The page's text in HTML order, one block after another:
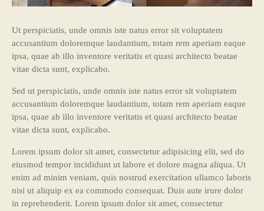
Ut perspiciatis, unde omnis iste natus error sit voluptatem
accusantium doloremque laudantium, totam rem aperiam eaque
ipsa, quae ab illo inventore veritatis et quasi architecto beatae
vitae dicta sunt, explicabo.
Sed ut perspiciatis, unde omnis iste natus error sit voluptatem
accusantium doloremque laudantium, totam rem aperiam eaque
ipsa, quae ab illo inventore veritatis et quasi architecto beatae
vitae dicta sunt, explicabo.
Lorem ipsum dolor sit amet, consectetur adipisicing elit, sed do
eiusmod tempor incididunt ut labore et dolore magna aliqua. Ut
enim ad minim veniam, quis nostrud exercitation ullamco laboris
nisi ut aliquip ex ea commodo consequat. Duis aute irure dolor
in reprehenderit. Lorem ipsum dolor sit amet, consectetur